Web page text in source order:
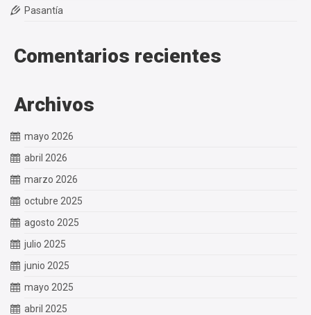
Pasantía
Comentarios recientes
Archivos
mayo 2026
abril 2026
marzo 2026
octubre 2025
agosto 2025
julio 2025
junio 2025
mayo 2025
abril 2025